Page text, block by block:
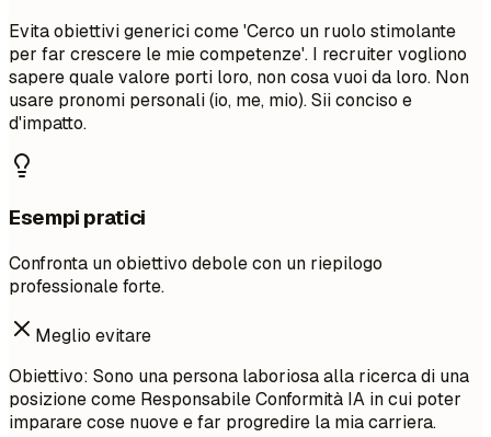
Evita obiettivi generici come 'Cerco un ruolo stimolante
per far crescere le mie competenze'. I recruiter vogliono
sapere quale valore porti loro, non cosa vuoi da loro. Non
usare pronomi personali (io, me, mio). Sii conciso e
d'impatto.
Esempi pratici
Confronta un obiettivo debole con un riepilogo
professionale forte.
Meglio evitare
Obiettivo: Sono una persona laboriosa alla ricerca di una
posizione come Responsabile Conformità IA in cui poter
imparare cose nuove e far progredire la mia carriera.